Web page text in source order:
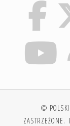
©
ZASTRZEŻONE.